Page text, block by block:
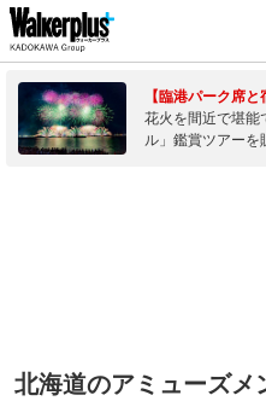
【臨港パーク席と
花火を間近で堪能
ル」鑑賞ツアーを
北海道のアミューズメ